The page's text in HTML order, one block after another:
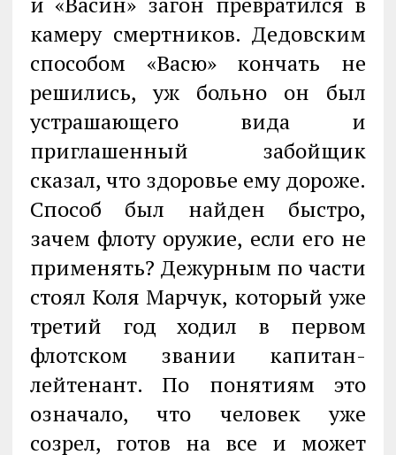
камеру смертников. Дедовским
способом «Васю» кончать не
решились, уж больно он был
устрашающего вида и
приглашенный забойщик
сказал, что здоровье ему дороже.
Способ был найден быстро,
зачем флоту оружие, если его не
применять? Дежурным по части
стоял Коля Марчук, который уже
третий год ходил в первом
флотском звании капитан-
лейтенант. По понятиям это
означало, что человек уже
созрел, готов на все и может